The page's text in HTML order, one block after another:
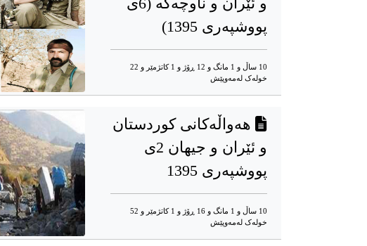
پووشپەرى 1395)
10 ساڵ و 1 مانگ و 12 ڕۆژ و 1 کاتژمێر و 22
خوله‌ک له‌مه‌وپێش‌
هەواڵەکانى کوردستان
و ئێران و جیهان 2ى
پووشپەرى 1395
10 ساڵ و 1 مانگ و 16 ڕۆژ و 1 کاتژمێر و 52
خوله‌ک له‌مه‌وپێش‌